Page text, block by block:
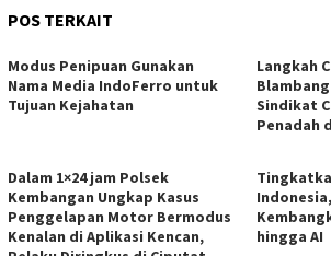
POS TERKAIT
Modus Penipuan Gunakan
Nama Media IndoFerro untuk
Tujuan Kejahatan
Langkah
Sindikat
Penadah
Dalam 1×24 jam Polsek
Kembangan Ungkap Kasus
Penggelapan Motor Bermodus
Kenalan di Aplikasi Kencan,
hingga AI